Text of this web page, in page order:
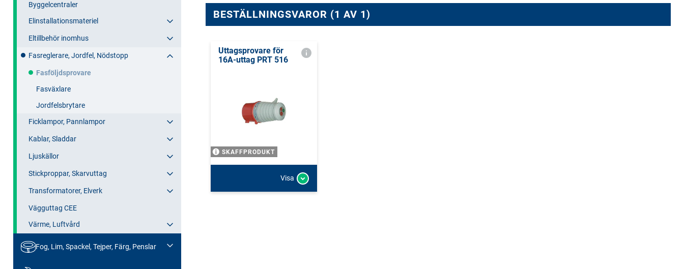
Byggelcentraler
Elinstallationsmateriel
Eltillbehör inomhus
Fasreglerare, Jordfel, Nödstopp
Fasföljdsprovare
Fasväxlare
Jordfelsbrytare
Ficklampor, Pannlampor
Kablar, Sladdar
Ljuskällor
Stickproppar, Skarvuttag
Transformatorer, Elverk
Vägguttag CEE
Värme, Luftvård
Fog, Lim, Spackel, Tejper, Färg, Penslar
BESTÄLLNINGSVAROR (1 AV 1)
Uttagsprovare för
16A-uttag PRT 516
SKAFFPRODUKT
Visa